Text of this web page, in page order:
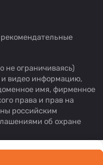
рекомендательные
не ограничиваясь)
и видео информацию,
имя, фирменное
права и прав на
российским
об охране